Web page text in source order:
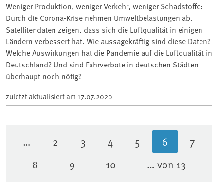
Weniger Produktion, weniger Verkehr, weniger Schadstoffe:
Durch die Corona-Krise nehmen Umweltbelastungen ab.
Satellitendaten zeigen, dass sich die Luftqualität in einigen
Ländern verbessert hat. Wie aussagekräftig sind diese Daten?
Welche Auswirkungen hat die Pandemie auf die Luftqualität in
Deutschland? Und sind Fahrverbote in deutschen Städten
überhaupt noch nötig?
zuletzt aktualisiert am 17.07.2020
… Seite
2 Seite
3 Seite
4 Seite
5 Aktuelle
6 Seite
7
Seite
8 Seite
9 Seite
10 … von 13